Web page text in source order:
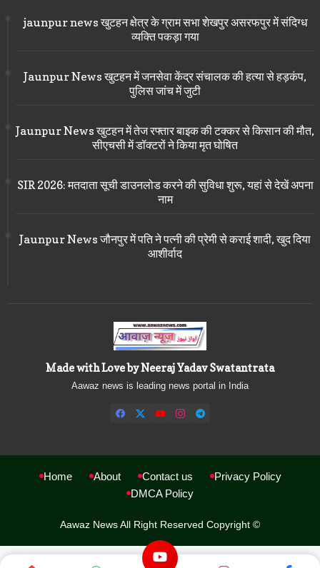
jaunpur news खुटहन क्षेत्र के ग्राम सभा शेखपुर असरफपुर में संदिग्ध
व्यक्ति पकड़ा गया
Jaunpur News खुटहन में जनसेवा केंद्र संचालक की हत्या से हड़कंप,
पुलिस जांच में जुटी
Jaunpur News खुटहन में तेज रफ्तार बाइक की टक्कर से किसान की मौत,
सीएचसी में डॉक्टरों ने किया मृत घोषित
SIR 2026: मतदाता सूची डाउनलोड करने की सुविधा शुरू, यहां से देखें अपना
नाम
Jaunpur News जौनपुर में पति ने पत्नी की प्रेमी से कराई शादी, खुद दिया
आशीर्वाद
Made with Love by Neeraj Yadav Swatantrata
Aawaz news is leading news portal in India
Aawaz News All Right Reserved Copyright ©
Home About Contact us
Privacy Policy
DMCA Policy